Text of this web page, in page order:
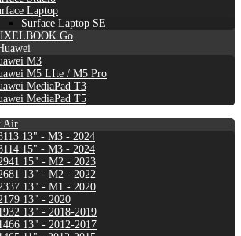
Laptop
Surface Laptop SE
Go
M3
M5 LIte / M5 Pro
MediaPad T3
MediaPad T5
Air
13" - M3 - 2024
15" - M3 - 2024
15" - M2 - 2023
13" - M2 - 2022
13" - M1 - 2020
13" - 2020
13" - 2018-2019
13" - 2012-2017